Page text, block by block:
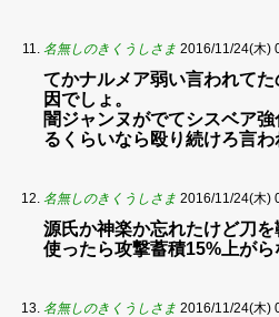
名無しのきくうしさま 2016/11/24(木)
てかナルメア弱い言われて
因でしょ。
闇ジャンヌがでてシスベア
るくらいなら殴り続けろ言わ
名無しのきくうしさま 2016/11/24(木)
源氏か神楽か忘れたけど刀
使ったら攻撃蓄積15%上がら
名無しのきくうしさま 2016/11/24(木)